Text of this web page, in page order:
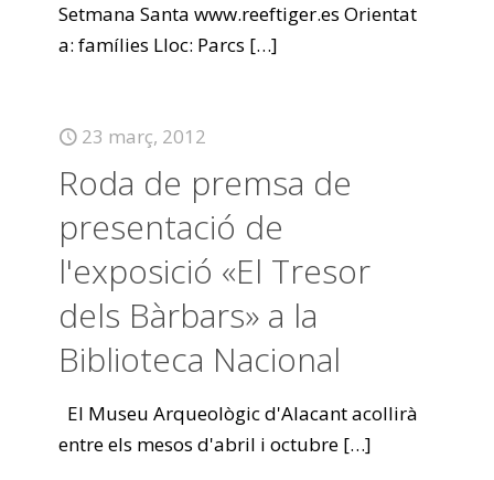
Setmana Santa www.reeftiger.es Orientat
a: famílies Lloc: Parcs […]
23 març, 2012
Roda de premsa de
presentació de
l'exposició «El Tresor
dels Bàrbars» a la
Biblioteca Nacional
El Museu Arqueològic d'Alacant acollirà
entre els mesos d'abril i octubre […]